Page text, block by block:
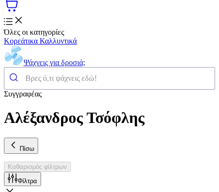
Όλες οι κατηγορίες
Κορεάτικα Καλλυντικά
Ψάχνεις για δροσιά;
Συγγραφέας
Αλέξανδρος Τσόφλης
Πίσω
Καθαρισμός φίλτρων
Φίλτρα